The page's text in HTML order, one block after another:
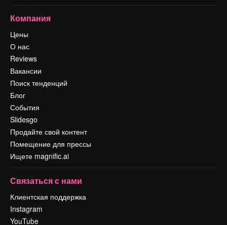
Компания
Цены
О нас
Reviews
Вакансии
Поиск тенденций
Блог
События
Slidesgo
Продайте свой контент
Помещение для прессы
Ищете magnific.ai
Связаться с нами
Клиентская поддержка
Instagram
YouTube